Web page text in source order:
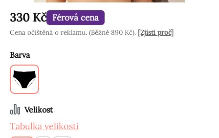
330 Kč Férová cena
Cena očištěná o reklamu. (Běžně 890 Kč). [Zjisti proč]
Vyberte
Barva
Černé
Vyberte
Velikost
Tabulka velikostí